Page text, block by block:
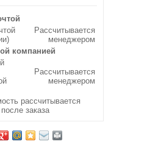
Рассчитывается
менеджером
компанией
Рассчитывается
менеджером
рассчитывается
заказа